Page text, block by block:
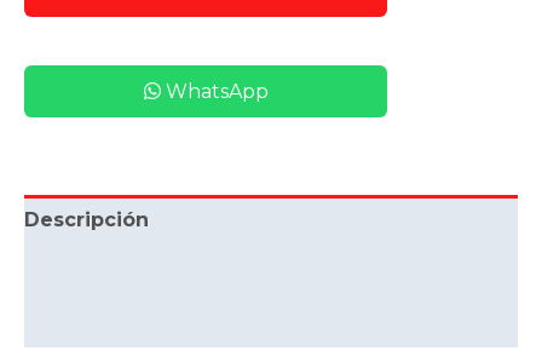
WhatsApp
Descripción